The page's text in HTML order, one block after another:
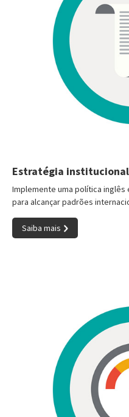
Estratégia institucional
Implemente uma política
para alcançar padrões
Saiba mais